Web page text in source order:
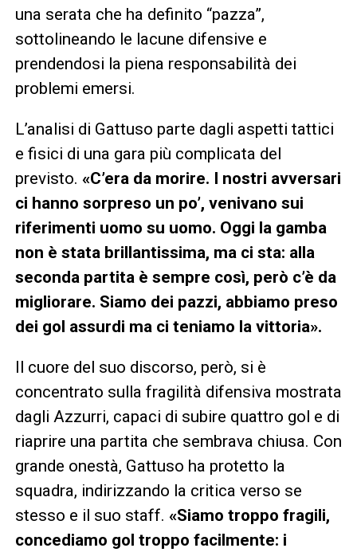
una serata che ha definito “pazza”,
sottolineando le lacune difensive e
prendendosi la piena responsabilità dei
problemi emersi.
L’analisi di Gattuso parte dagli aspetti tattici
e fisici di una gara più complicata del
previsto. «C’era da morire. I nostri avversari
ci hanno sorpreso un po’, venivano sui
riferimenti uomo su uomo. Oggi la gamba
non è stata brillantissima, ma ci sta: alla
seconda partita è sempre così, però c’è da
migliorare. Siamo dei pazzi, abbiamo preso
dei gol assurdi ma ci teniamo la vittoria».
Il cuore del suo discorso, però, si è
concentrato sulla fragilità difensiva mostrata
dagli Azzurri, capaci di subire quattro gol e di
riaprire una partita che sembrava chiusa. Con
grande onestà, Gattuso ha protetto la
squadra, indirizzando la critica verso se
stesso e il suo staff. «Siamo troppo fragili,
concediamo gol troppo facilmente: i